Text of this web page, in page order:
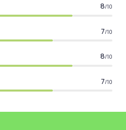
8/10
7/10
8/10
7/10